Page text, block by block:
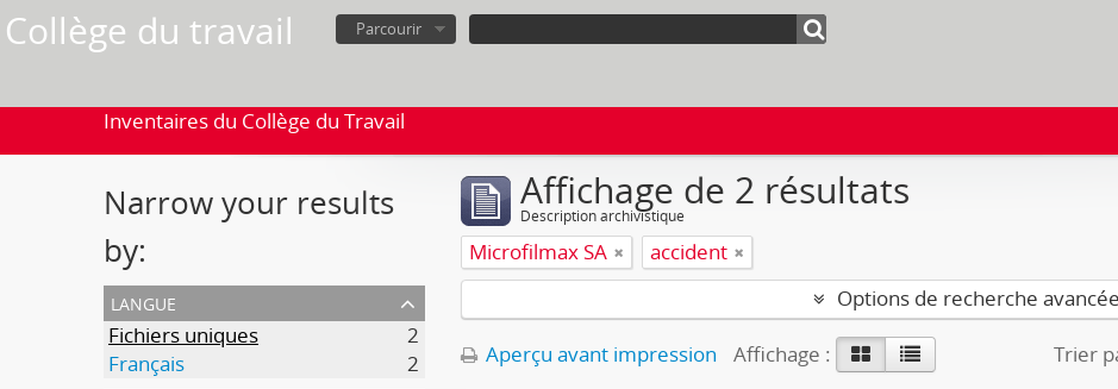
Collège du travail Parcourir
Inventaires du Collège du Travail
Narrow your results
by:
langue
Fichiers uniques
2
Français
2
Affichage de 2 résultats
Description archivistique
Microfilmax SA
accident
Options de recherche avancée
Aperçu avant impression Affichage : Trier